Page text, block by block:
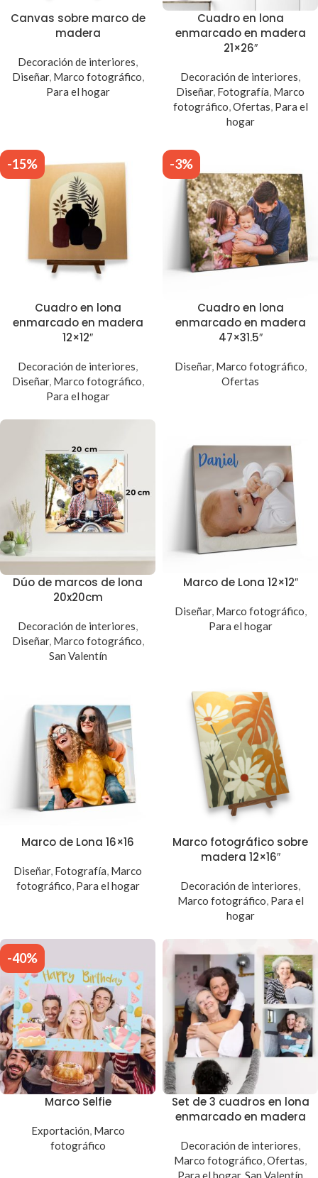
Canvas sobre marco de
madera
Decoración de interiores,
Diseñar, Marco fotográfico,
Para el hogar
Cuadro en lona
enmarcado en madera
21×26″
Decoración de interiores,
Diseñar, Fotografía, Marco
fotográfico,Ofertas, Para el
hogar
-15%
Cuadro en lona
enmarcado en madera
12×12″
Decoración de interiores,
Diseñar, Marco fotográfico,
Para el hogar
-3%
Cuadro en lona
enmarcado en madera
47×31.5″
Diseñar, Marco fotográfico,
Ofertas
Dúo de marcos de lona
20x20cm
Decoración de interiores,
Diseñar, Marco fotográfico,
San Valentín
Marco de Lona 12×12″
Diseñar, Marco fotográfico,
Para el hogar
Marco de Lona 16×16
Diseñar, Fotografía, Marco
fotográfico, Para el hogar
Marco fotográfico sobre
madera 12×16″
Decoración de interiores,
Marco fotográfico, Para el
hogar
-40%
Marco Selfie
Exportación, Marco
fotográfico
Set de 3 cuadros en lona
enmarcado en madera
Decoración de interiores,
Marco fotográfico,Ofertas,
Para el hogar,San Valentín